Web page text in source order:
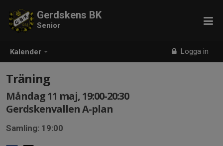
Kalender Logga in
Gerdskens BK
Senior
Träning
Måndag 11 maj, 19:00-20:30
Gerdskenvallen A-plan
Samling: 19:00